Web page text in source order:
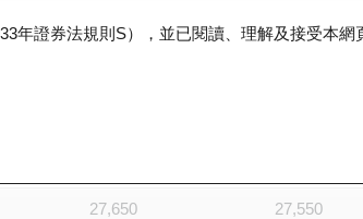
年證券法規則S），並已閱讀、理解及接受本網
27,650 27,550